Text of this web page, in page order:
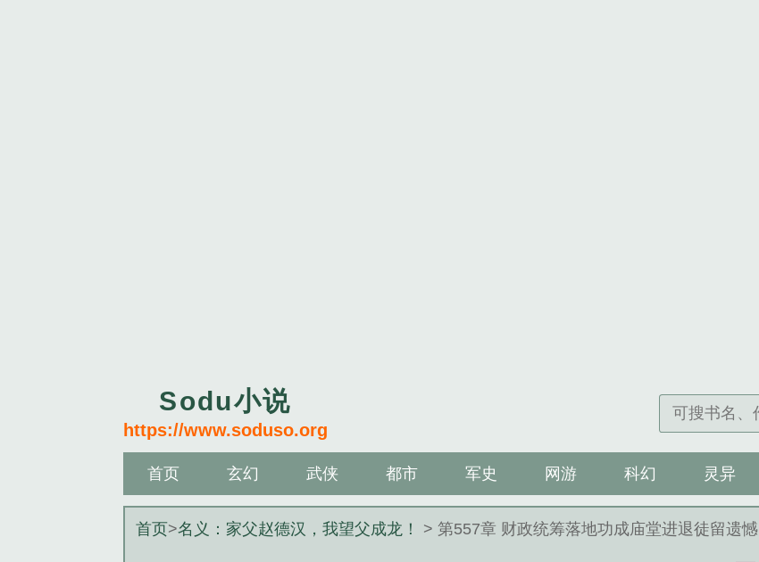
Sodu小说
https://www.soduso.org
首页 玄幻 武侠 都市 军史 网游 科幻 灵异
首页>名义：家父赵德汉，我望父成龙！ > 第557章 财政统筹落地功成庙堂进退徒留遗憾